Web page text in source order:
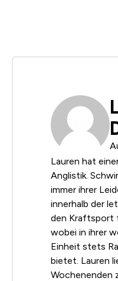
Lauren hat
Anglistik.
immer ihrer
innerhalb der
den Kraftsport
wobei in ihrer
Einheit stets
bietet. Lauren
Wochenenden